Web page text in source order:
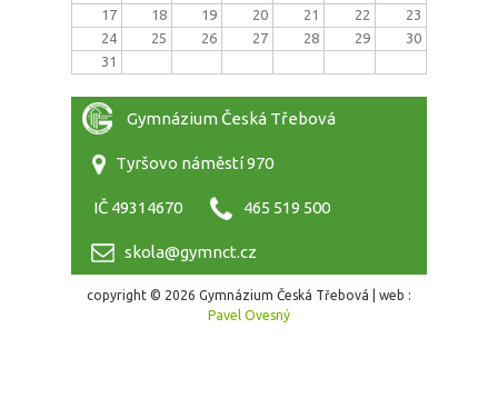
17
18 19 20 21 22
23
24
25 26 27 28 29
30
31
Gymnázium Česká Třebová
Tyršovo náměstí 970
IČ 49314670 465 519 500
skola@gymnct.cz
copyright © 2026 Gymnázium Česká Třebová | web :
Pavel Ovesný